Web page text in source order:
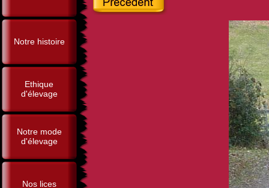
Notre histoire
Ethique
d'élevage
Notre mode
d'élevage
Nos lices